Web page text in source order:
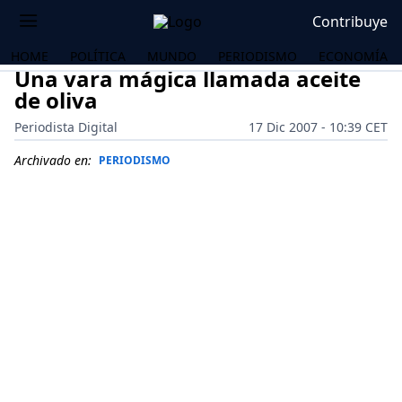
Contribuye
HOME POLÍTICA MUNDO PERIODISMO ECONOMÍA
Una vara mágica llamada aceite
de oliva
Periodista Digital
17 Dic 2007 - 10:39 CET
Archivado en: PERIODISMO